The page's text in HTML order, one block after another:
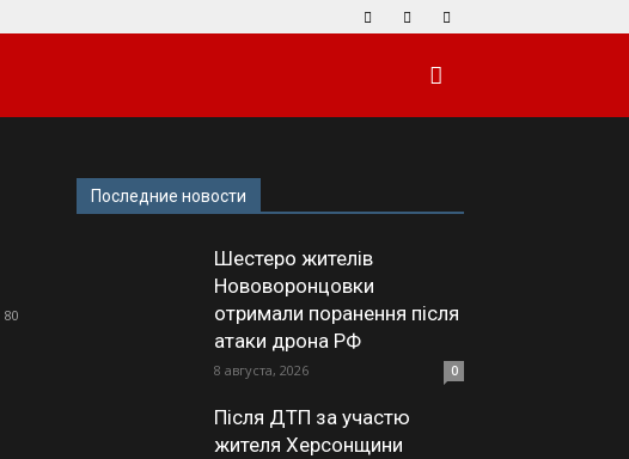
80
Последние новости
Шестеро жителів
Нововоронцовки
отримали поранення після
атаки дрона РФ
8 августа, 2026 0
Після ДТП за участю
жителя Херсонщини